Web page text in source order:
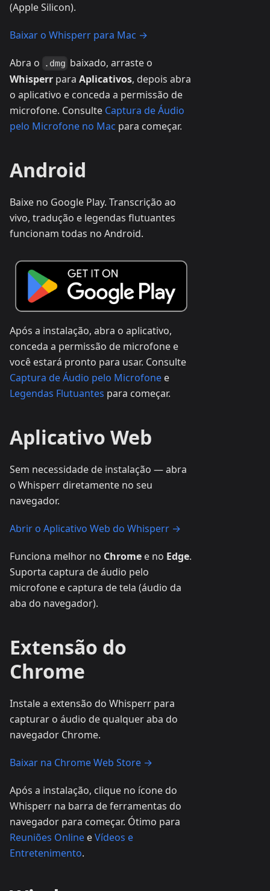
(Apple Silicon).
Baixar o Whisperr para Mac →
Abra o .dmg baixado, arraste o
Whisperr para Aplicativos, depois abra
o aplicativo e conceda a permissão de
microfone. Consulte Captura de Áudio
pelo Microfone no Mac para começar.
Android
Baixe no Google Play. Transcrição ao
vivo, tradução e legendas flutuantes
funcionam todas no Android.
Após a instalação, abra o aplicativo,
conceda a permissão de microfone e
você estará pronto para usar. Consulte
Captura de Áudio pelo Microfone e
Legendas Flutuantes para começar.
Aplicativo Web
Sem necessidade de instalação — abra
o Whisperr diretamente no seu
navegador.
Abrir o Aplicativo Web do Whisperr →
Funciona melhor no Chrome e no Edge.
Suporta captura de áudio pelo
microfone e captura de tela (áudio da
aba do navegador).
Extensão do
Chrome
Instale a extensão do Whisperr para
capturar o áudio de qualquer aba do
navegador Chrome.
Baixar na Chrome Web Store →
Após a instalação, clique no ícone do
Whisperr na barra de ferramentas do
navegador para começar. Ótimo para
Reuniões Online eVídeos e
Entretenimento.